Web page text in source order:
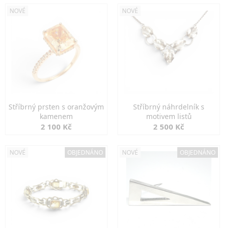
NOVÉ
Stříbrný prsten s oranžovým
kamenem
2 100 Kč
NOVÉ
Stříbrný náhrdelník s
motivem listů
2 500 Kč
NOVÉ OBJEDNÁNO NOVÉ OBJEDNÁNO